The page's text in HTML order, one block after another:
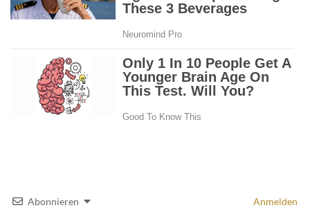
Abonnieren Anmelden